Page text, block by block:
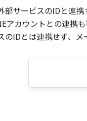
サービスのIDと連携
アカウントとの連携も
IDとは連携せず、メ